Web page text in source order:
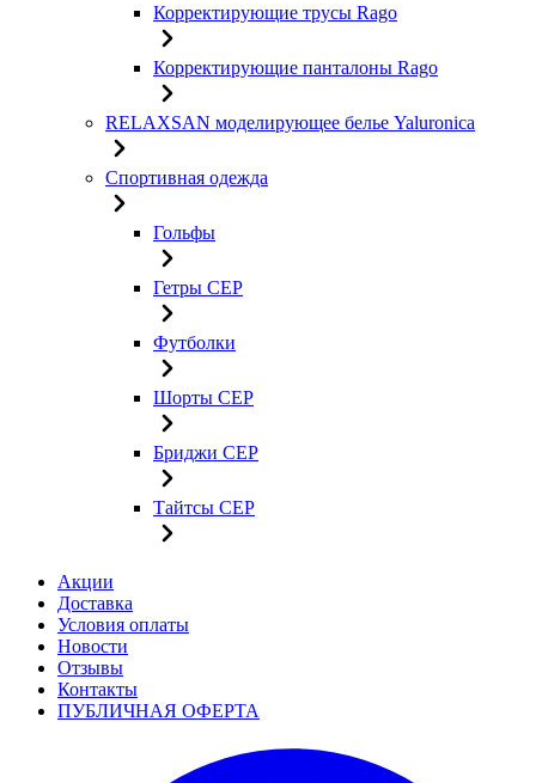
Корректирующие трусы Rago
Корректирующие панталоны Rago
RELAXSAN моделирующее белье Yaluroniсa
Спортивная одежда
Гольфы
Гетры CEP
Футболки
Шорты CEP
Бриджи CEP
Тайтсы CEP
Акции
Доставка
Условия оплаты
Новости
Отзывы
Контакты
ПУБЛИЧНАЯ ОФЕРТА